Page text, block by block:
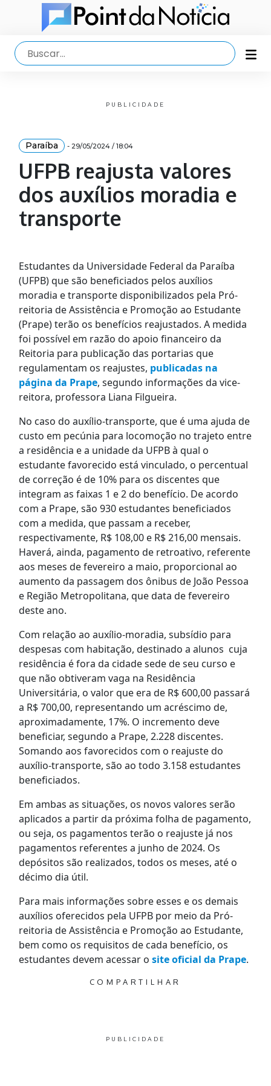
PUBLICIDADE
Paraíba - 29/05/2024 / 18:04
UFPB reajusta valores
dos auxílios moradia e
transporte
Estudantes da Universidade Federal da Paraíba
(UFPB) que são beneficiados pelos auxílios
moradia e transporte disponibilizados pela Pró-
reitoria de Assistência e Promoção ao Estudante
(Prape) terão os benefícios reajustados. A medida
foi possível em razão do apoio financeiro da
Reitoria para publicação das portarias que
regulamentam os reajustes, publicadas na
página da Prape, segundo informações da vice-
reitora, professora Liana Filgueira.
No caso do auxílio-transporte, que é uma ajuda de
custo em pecúnia para locomoção no trajeto entre
a residência e a unidade da UFPB à qual o
estudante favorecido está vinculado, o percentual
de correção é de 10% para os discentes que
integram as faixas 1 e 2 do benefício. De acordo
com a Prape, são 930 estudantes beneficiados
com a medida, que passam a receber,
respectivamente, R$ 108,00 e R$ 216,00 mensais.
Haverá, ainda, pagamento de retroativo, referente
aos meses de fevereiro a maio, proporcional ao
aumento da passagem dos ônibus de João Pessoa
e Região Metropolitana, que data de fevereiro
deste ano.
Com relação ao auxílio-moradia, subsídio para
despesas com habitação, destinado a alunos cuja
residência é fora da cidade sede de seu curso e
que não obtiveram vaga na Residência
Universitária, o valor que era de R$ 600,00 passará
a R$ 700,00, representando um acréscimo de,
aproximadamente, 17%. O incremento deve
beneficiar, segundo a Prape, 2.228 discentes.
Somando aos favorecidos com o reajuste do
auxílio-transporte, são ao todo 3.158 estudantes
beneficiados.
Em ambas as situações, os novos valores serão
aplicados a partir da próxima folha de pagamento,
ou seja, os pagamentos terão o reajuste já nos
pagamentos referentes a junho de 2024. Os
depósitos são realizados, todos os meses, até o
décimo dia útil.
Para mais informações sobre esses e os demais
auxílios oferecidos pela UFPB por meio da Pró-
reitoria de Assistência e Promoção ao Estudante,
bem como os requisitos de cada benefício, os
estudantes devem acessar o site oficial da Prape.
COMPARTILHAR
PUBLICIDADE